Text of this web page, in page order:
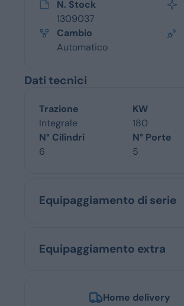
N. Stock
1309037
Cambio
Automatico
Dati tecnici
Trazione
Integrale
KW
180
N° Cilindri
6
N° Porte
5
Equipaggiamento di serie
Equipaggiamento extra
Home delivery